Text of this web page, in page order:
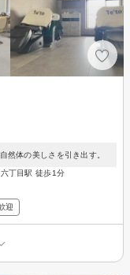
然体の美しさを引き出す。
丁目駅 徒歩1分
迎